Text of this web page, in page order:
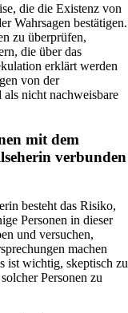
die die Existenz von
Wahrsagen bestätigen.
zu überprüfen,
die über das
erklärt werden
von der
nicht nachweisbare
mit dem
verbunden
besteht das Risiko,
Personen in dieser
und versuchen,
machen
ist wichtig, skeptisch zu
Personen zu